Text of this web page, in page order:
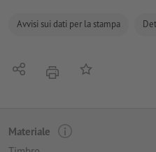
Avvisi sui dati per la stampa
Condividistamparealla lista preferiti
Materiale